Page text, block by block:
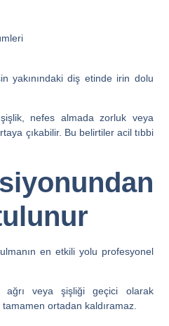
yakınındaki diş etinde irin dolu
nefes almada zorluk veya
çıkabilir. Bu belirtiler acil tıbbi
en etkili yolu profesyonel
ağrı veya şişliği geçici olarak
ortadan kaldıramaz.